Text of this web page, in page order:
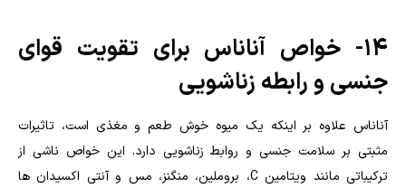
14- خواص آناناس برای تقویت قوای
جنسی و رابطه زناشویی
آناناس علاوه بر اینکه یک میوه خوش طعم و مغذی است، تاثیرات
مثبتی بر سلامت جنسی و روابط زناشویی دارد. این خواص ناشی از
ترکیباتی مانند ویتامین C، بروملین، منگنز، مس و آنتی اکسیدان ها